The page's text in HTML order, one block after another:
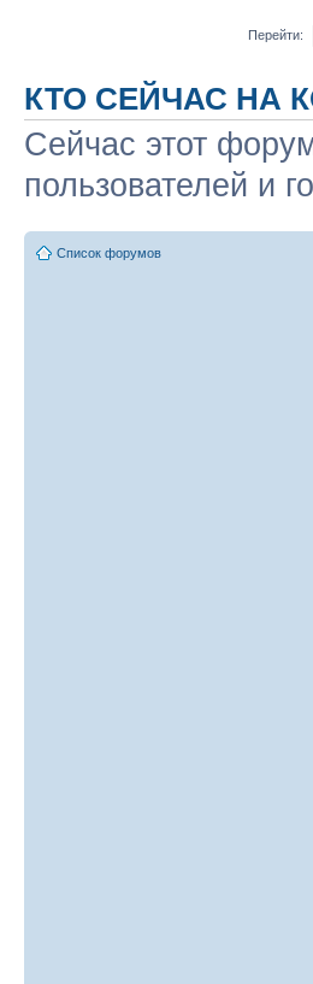
Перейти:
КТО СЕЙЧАС НА
Сейчас этот
пользователей и
Список форумов